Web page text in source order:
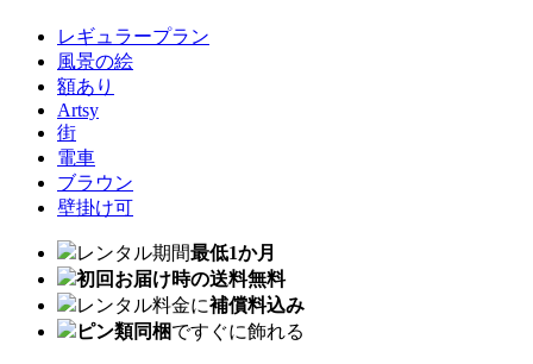
レギュラープラン
風景の絵
額あり
Artsy
街
電車
ブラウン
壁掛け可
レンタル期間最低1か月
初回お届け時の送料無料
レンタル料金に補償料込み
ピン類同梱ですぐに飾れる